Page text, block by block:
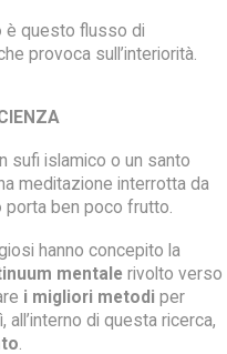
è questo flusso di
provoca sull’interiorità.
sufi islamico o un santo
meditazione interrotta da
porta ben poco frutto.
hanno concepito la
mentale rivolto verso
i migliori metodi per
di questa ricerca,
.